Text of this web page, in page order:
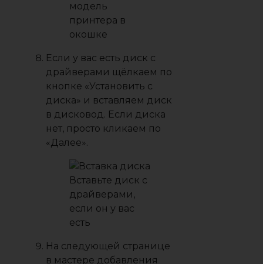
модель
принтера в
окошке
Если у вас есть диск с
драйверами щёлкаем по
кнопке «Установить с
диска» и вставляем диск
в дисковод. Если диска
нет, просто кликаем по
«Далее».
Вставьте диск с
драйверами,
если он у вас
есть
На следующей странице
в мастере добавления